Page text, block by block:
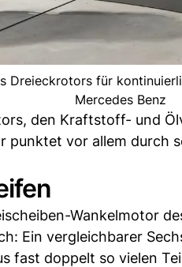
Dreieckrotors für
Mercedes Benz
den Kraftstoff- und
punktet vor allem durch
Wankelmotor
Ein vergleichbarer
fast doppelt so vielen